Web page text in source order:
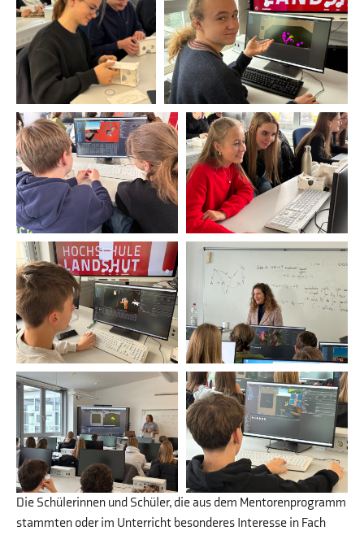
Die Schülerinnen und Schüler, die aus dem Mentorenprogramm
stammten oder im Unterricht besonderes Interesse in Fach